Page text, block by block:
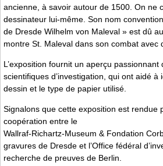
ancienne, à savoir autour de 1500. On ne
dessinateur lui-même. Son nom
de Dresde Wilhelm von Maleval » est dû
montre St. Maleval dans son combat avec
L’exposition fournit un aperçu
scientifiques d’investigation, qui ont aidé à
dessin et le type de papier utilisé.
Signalons que cette exposition est rendue
coopération entre le
Wallraf-Richartz-Museum & Fondation
gravures de Dresde et l’Office fédéral
recherche de preuves de Berlin.